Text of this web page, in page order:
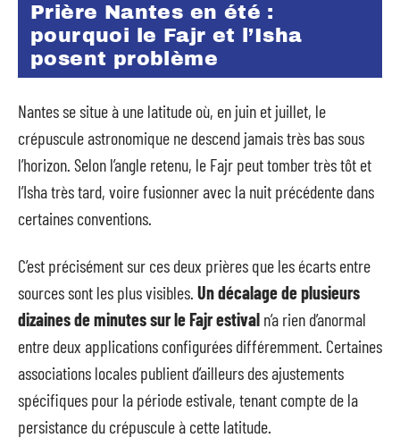
Prière Nantes en été :
pourquoi le Fajr et l’Isha
posent problème
Nantes se situe à une latitude où, en juin et juillet, le
crépuscule astronomique ne descend jamais très bas sous
l’horizon. Selon l’angle retenu, le Fajr peut tomber très tôt et
l’Isha très tard, voire fusionner avec la nuit précédente dans
certaines conventions.
C’est précisément sur ces deux prières que les écarts entre
sources sont les plus visibles. Un décalage de plusieurs
dizaines de minutes sur le Fajr estival n’a rien d’anormal
entre deux applications configurées différemment. Certaines
associations locales publient d’ailleurs des ajustements
spécifiques pour la période estivale, tenant compte de la
persistance du crépuscule à cette latitude.